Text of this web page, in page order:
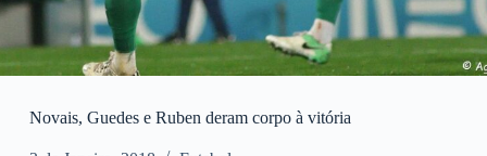
Novais, Guedes e Ruben deram corpo à vitória